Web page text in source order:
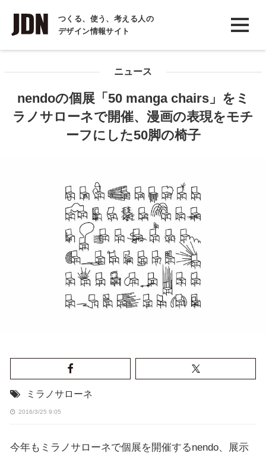
つくる、使う、考える人の
デザイン情報サイト
INTERVIEW
インタビュー
COLUMN
ニュース
nendoの個展「50 manga chairs」をミ
ラノサローネで開催、漫画の表現をモチ
ーフにした50脚の椅子
ミラノサローネ
2016/3/25 9:05
今年もミラノサローネで個展を開催するnendo、展示